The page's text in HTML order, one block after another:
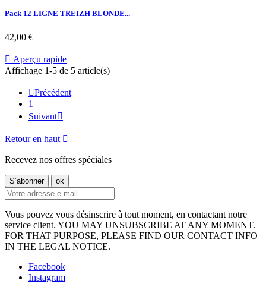
Pack 12 LIGNE TREIZH BLONDE...
42,00 €
 Aperçu rapide
Affichage 1-5 de 5 article(s)
Précédent
1
Suivant
Retour en haut 
Recevez nos offres spéciales
Vous pouvez vous désinscrire à tout moment, en contactant notre
service client. YOU MAY UNSUBSCRIBE AT ANY MOMENT.
FOR THAT PURPOSE, PLEASE FIND OUR CONTACT INFO
IN THE LEGAL NOTICE.
Facebook
Instagram